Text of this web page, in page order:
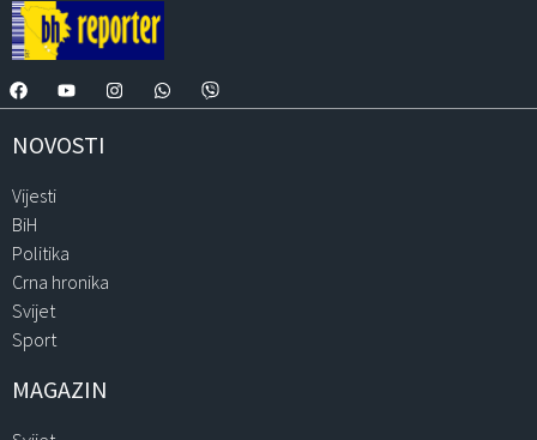
NOVOSTI
Vijesti
BiH
Politika
Crna hronika
Svijet
Sport
MAGAZIN